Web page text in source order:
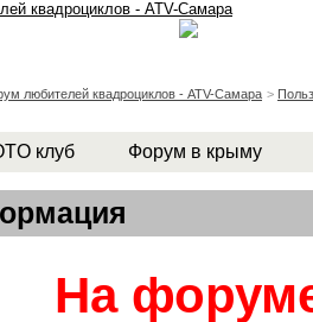
любителей квадроциклов - ATV-Самара >
клуб Форум в крыму
На